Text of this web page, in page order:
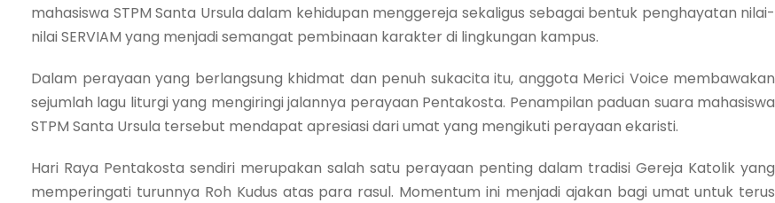
mahasiswa STPM Santa Ursula dalam kehidupan menggereja sekaligus sebagai bentuk penghayatan nilai-
nilai SERVIAM yang menjadi semangat pembinaan karakter di lingkungan kampus.
Dalam perayaan yang berlangsung khidmat dan penuh sukacita itu, anggota Merici Voice membawakan
sejumlah lagu liturgi yang mengiringi jalannya perayaan Pentakosta. Penampilan paduan suara mahasiswa
STPM Santa Ursula tersebut mendapat apresiasi dari umat yang mengikuti perayaan ekaristi.
Hari Raya Pentakosta sendiri merupakan salah satu perayaan penting dalam tradisi Gereja Katolik yang
memperingati turunnya Roh Kudus atas para rasul. Momentum ini menjadi ajakan bagi umat untuk terus